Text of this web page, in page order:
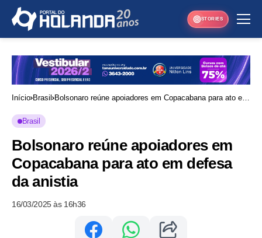
STORIES
Início Brasil
Bolsonaro reúne apoiadores em Copacabana para ato em
Brasil
Bolsonaro reúne apoiadores em
Copacabana para ato em defesa
da anistia
16/03/2025 às 16h36